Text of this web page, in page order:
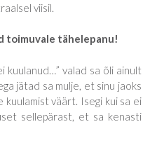
viisil.
toimuvale tähelepanu!
kuulanud…” valad sa õli ainult
jätad sa mulje, et sinu jaoks
väärt. Isegi kui sa ei
sellepärast, et sa kenasti